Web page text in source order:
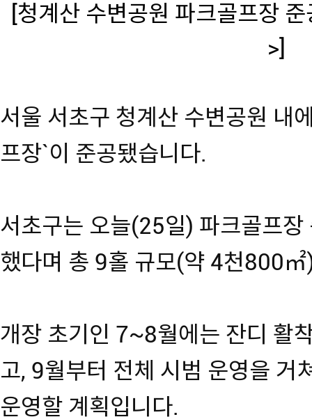
[청계산 수변공원 파크골프장
>]
서울 서초구 청계산 수변공원 내
프장`이 준공됐습니다.
서초구는 오늘(25일) 파크골프
했다며 총 9홀 규모(약 4천800
개장 초기인 7~8월에는 잔디 활
고, 9월부터 전체 시범 운영을 거
운영할 계획입니다.